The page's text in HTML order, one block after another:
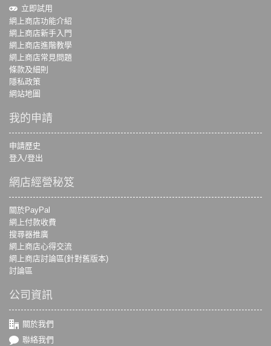
立即試用
網上商店功能介紹
網上商店新手入門
網上商店進階教學
網上商店常見問題
條款及細則
隱私政策
網站地圖
我的申請
申請歷史
登入/登出
網店經營秘笈
關於PayPal
網上付款收費
搜尋器推廣
網上商店心得交流
網上商店討論區(針對舊版本)
討論區
公司資訊
關於我們
聯絡我們